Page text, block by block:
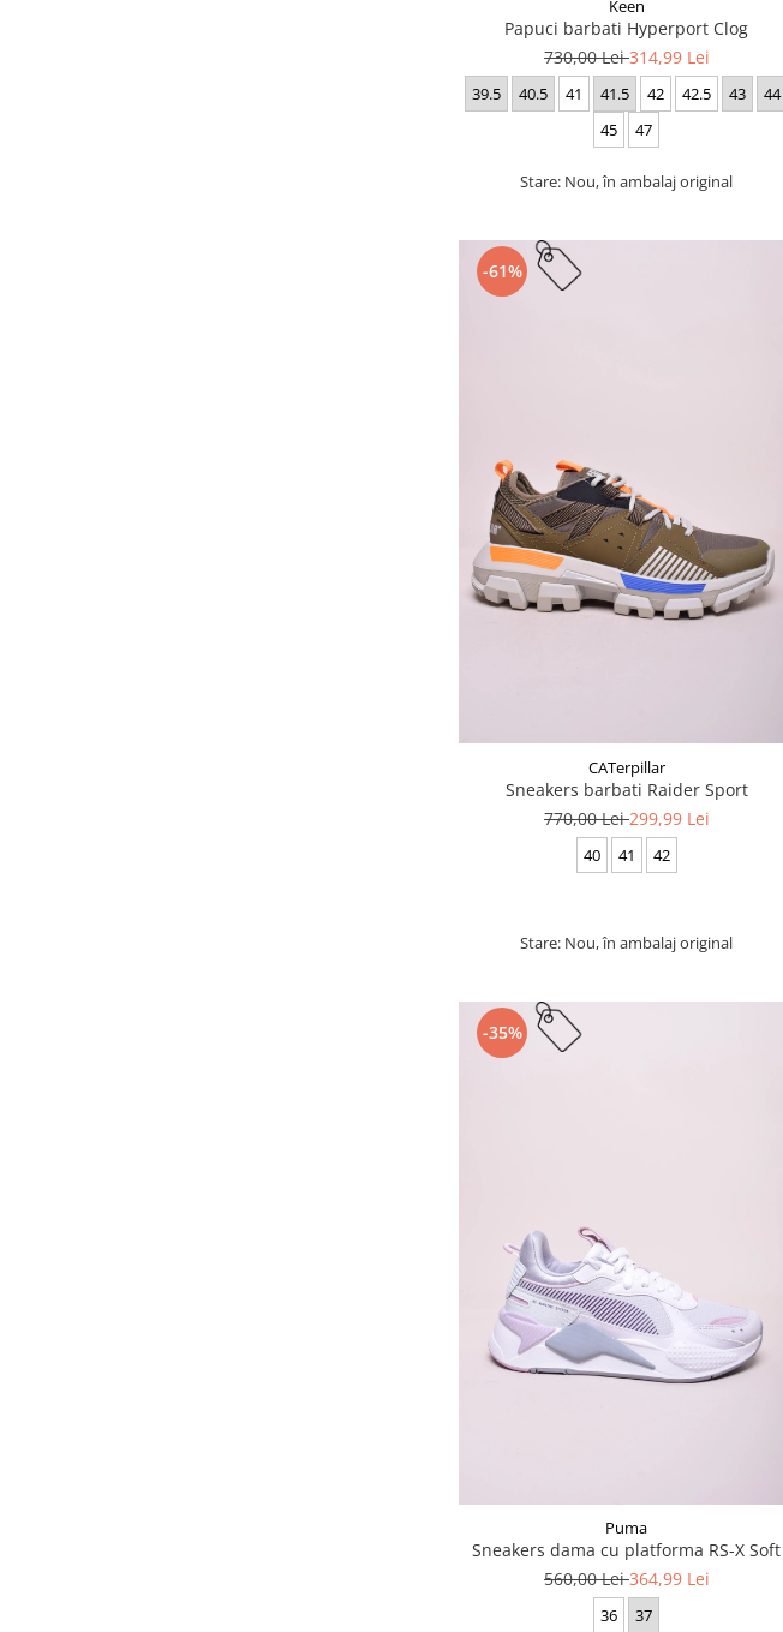
Keen
Papuci barbati Hyperport Clog
730,00 Lei314,99 Lei
39.5 40.5 41 41.5 42 42.5 43
44
45
47
Stare: Nou, în ambalaj original
-61%
CATerpillar
Sneakers barbati Raider Sport
770,00 Lei299,99 Lei
40 41 42
Stare: Nou, în ambalaj original
-35%
Puma
Sneakers dama cu platforma RS-X Soft
560,00 Lei364,99 Lei
36 37